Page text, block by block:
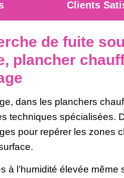
Clients
de fuite
plancher
dans les planchers
techniques spécialisées.
pour repérer les zones
à l’humidité élevée même